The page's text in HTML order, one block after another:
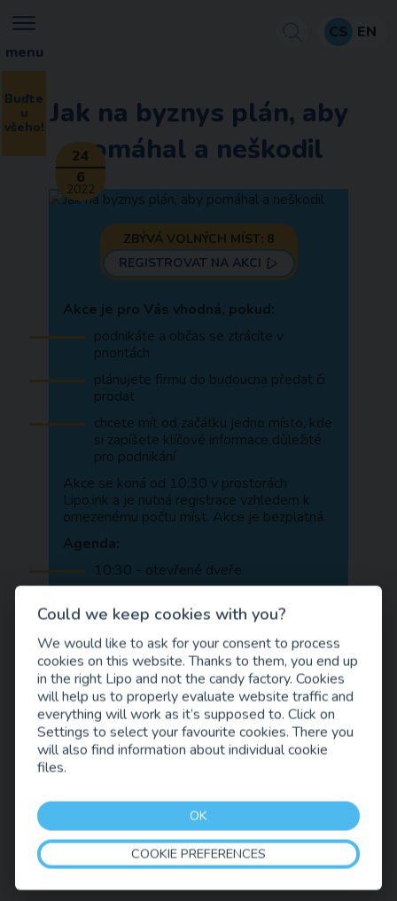
menu
Buďte
u
všeho!
CS EN
Jak na byznys plán, aby
pomáhal a neškodil
24
6
2022
REGISTROVAT NA AKCI
ZBÝVÁ VOLNÝCH MÍST: 8
Akce je pro Vás vhodná, pokud:
podnikáte a občas se ztrácíte v
prioritách
plánujete firmu do budoucna předat či
prodat
chcete mít od začátku jedno místo, kde
si zapíšete klíčové informace důležité
pro podnikání
Akce se koná od 10:30 v prostorách
Lipo.ink a je nutná registrace vzhledem k
omezenému počtu míst. Akce je bezplatná.
Agenda:
10:30 - otevřené dveře
11:30 - diskuse
12:00 - networking
12:30 - zavřené dveře
Could we keep cookies with you?
We would like to ask for your consent to process
cookies on this website. Thanks to them, you end up
in the right Lipo and not the candy factory. Cookies
will help us to properly evaluate website traffic and
everything will work as it’s supposed to. Click on
Settings to select your favourite cookies. There you
will also find information about individual cookie
files.
OK
COOKIE PREFERENCES